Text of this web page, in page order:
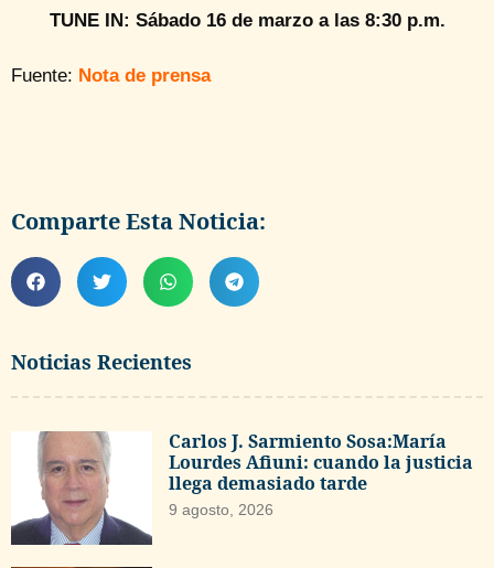
Noticias Recientes
Carlos J. Sarmiento Sosa:María
Lourdes Afiuni: cuando la justicia
llega demasiado tarde
9 agosto, 2026
TUNE IN: Sábado 16 de marzo a las 8:30 p.m.
Fuente: Nota de prensa
Comparte Esta Noticia: